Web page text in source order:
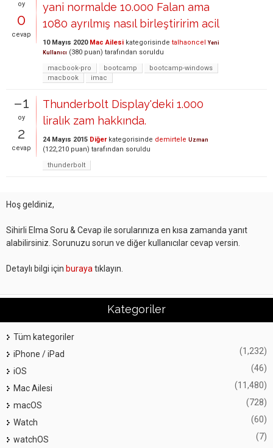
oy
0
cevap
yani normalde 10.000 Falan ama
1080 ayrılmış nasıl birleştiririm acil
10 Mayıs 2020 Mac Ailesi kategorisinde talhaoncel Yeni
Kullanıcı (380 puan) tarafından soruldu
macbook-pro
bootcamp
bootcamp-windows
macbook
imac
–1
oy
2
cevap
Thunderbolt Display'deki 1.000
liralık zam hakkında.
24 Mayıs 2015 Diğerkategorisinde demirtele Uzman
(122,210 puan) tarafından soruldu
thunderbolt
Hoş geldiniz,
Sihirli Elma Soru & Cevap ile sorularınıza en kısa zamanda yanıt
alabilirsiniz. Sorunuzu sorun ve diğer kullanıcılar cevap versin.
Detaylı bilgi için buraya tıklayın.
Kategoriler
Tüm kategoriler
iPhone / iPad
(1,232)
iOS (46)
Mac Ailesi (11,480)
macOS (728)
Watch (60)
watchOS (7)